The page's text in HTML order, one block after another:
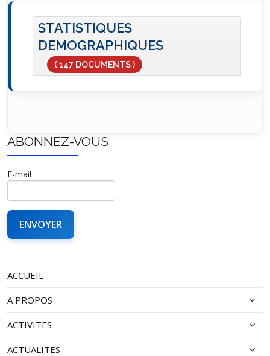
STATISTIQUES
DEMOGRAPHIQUES
( 147 DOCUMENTS )
ABONNEZ-VOUS
E-mail
ACCUEIL
A PROPOS
ACTIVITES
ACTUALITES